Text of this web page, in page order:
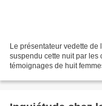
Le présentateur vedette
suspendu cette nuit par les
témoignages de huit